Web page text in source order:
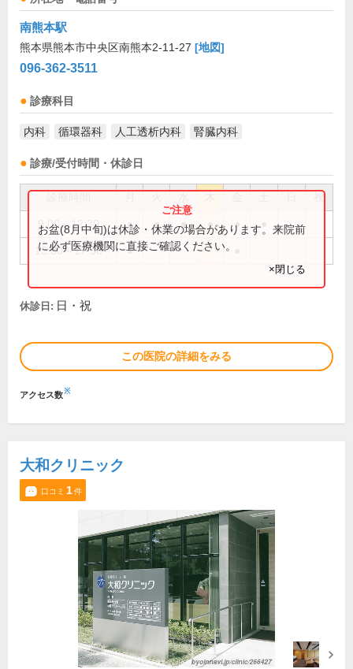
南熊本駅
熊本県熊本市中央区南熊本2-11-27 [地図]
096-362-3511
診療科目
内科 循環器科 人工透析内科 腎臓内科
診療/受付時間・休診日
祝
9:00～12:30 ● ● ● ● ●
13:30～17:30 ●
お盆(8月中旬)は休診・休業の場合があります。来院前
に必ず医療機関に直接ご確認ください。
×閉じる
休診日: 日・祝
この医院の詳細をみる
アクセス数※
大和クリニック
口コミ 1件